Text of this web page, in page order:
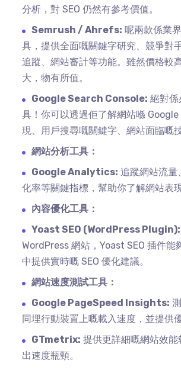
分析，對 SEO 仍然有參考價值。
Semrush / Ahrefs: 呢兩款係業
具，提供全面嘅關鍵字研究、競爭對
追蹤、網站審計等功能。雖然價格較
大，物有所值。
Google Search Console: 絕對係
具！你可以透過佢了解網站喺
現、用戶搜尋嘅關鍵字、網站面臨嘅
網站分析工具：
Google Analytics: 追蹤網站流量
化率等關鍵指標，幫助你了解網站表
內容優化工具：
Yoast SEO (WordPress Plugin):
WordPress 網站，Yoast SEO 插件能
中提供實時嘅 SEO 優化建議。
網站速度測試工具：
Google PageSpeed Insights:
同埋行動裝置上嘅載入速度，並提供
GTmetrix: 提供更詳細嘅網站效
出速度瓶頸。